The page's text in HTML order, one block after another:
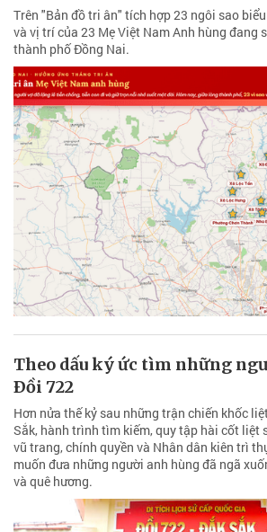
Trên "Bản đồ tri ân" tích hợp 23 ngôi sao
và vị trí của 23 Mẹ Việt Nam Anh hùng đang
thành phố Đồng Nai.
Theo dấu ký ức tìm những
Ðồi 722
Hơn nửa thế kỷ sau những trận chiến khốc
Sắk, hành trình tìm kiếm, quy tập hài cốt liệt
vũ trang, chính quyền và Nhân dân kiên trì
muốn đưa những người anh hùng đã ngã
và quê hương.